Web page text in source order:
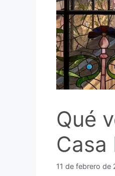
Qué
Casa
11 de febrero de